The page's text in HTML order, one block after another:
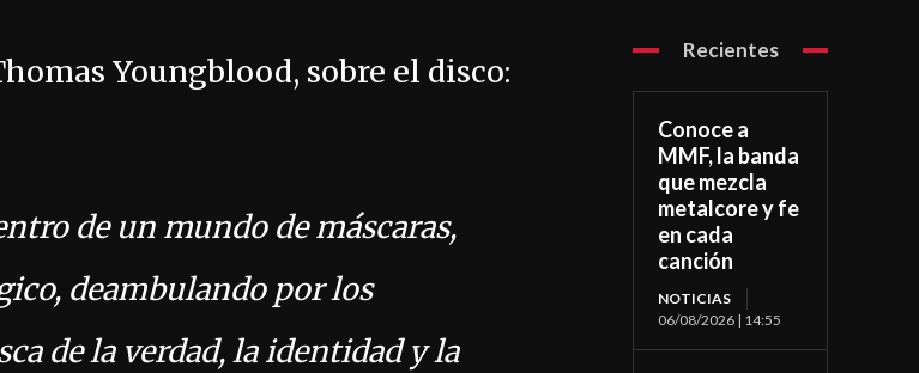
Youngblood, sobre el disco:
de un mundo de máscaras,
deambulando por los
de la verdad, la identidad y la
Recientes
Conoce a
MMF, la banda
que mezcla
metalcore y fe
en cada
canción
NOTICIAS
06/08/2026 | 14:55